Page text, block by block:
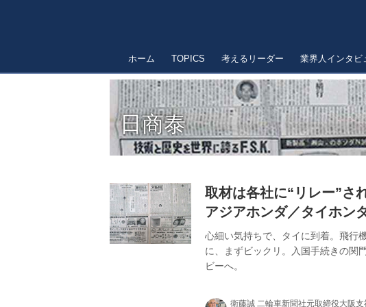
ホーム TOPICS 考えるリーダー 業界人インタビ
日商泰
取材は各社に“リレー”さ
アジアホンダ／タイホン
東南アジア特集版④
心細い気持ちで、タイに到着。飛行
に、まずビックリ。入国手続きの関
ビーへ。
衛藤誠 二輪車新聞社元取締役大阪支